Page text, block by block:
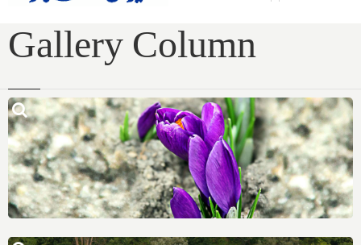
Gallery Column